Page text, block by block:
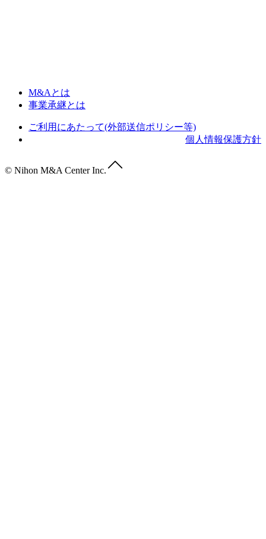
M&Aとは
事業承継とは
ご利用にあたって(外部送信ポリシー等)
個人情報保護方針
© Nihon M&A Center Inc.